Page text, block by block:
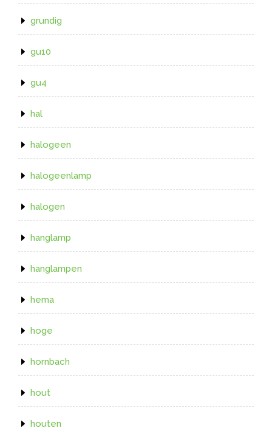
grundig
gu10
gu4
hal
halogeen
halogeenlamp
halogen
hanglamp
hanglampen
hema
hoge
hornbach
hout
houten